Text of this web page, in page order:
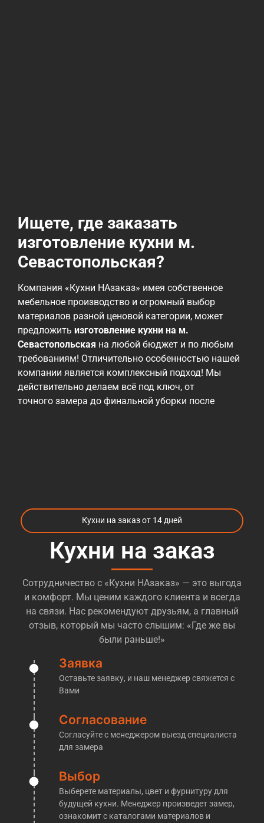
Ищете, где заказать
изготовление кухни м.
Севастопольская?
Компания «Кухни НАзаказ» имея собственное
мебельное производство и огромный выбор
материалов разной ценовой категории, может
предложить изготовление кухни на м.
Севастопольская на любой бюджет и по любым
требованиям! Отличительно особенностью нашей
компании является комплексный подход! Мы
действительно делаем всё под ключ, от
точного замера до финальной уборки после
материалы и варианты, которые могут повлиять
на снижение стоимости при необходимости. Те, кто
уже пробовали
Севастопольская, сталкивались с огромных
количеством компаний, которые предлагают
различные варианты кухонь и разброс цен так же
огромный. Большинство компаний даже
позиционируют себя как «производство», при этом
не имя ни цеха, ни оборудования, и иногда даже
понимания как это в целом делается, попросту
перед Вами действительно производственная
компания, или обычные менеджеры, которые
переразметят Ваш заказ у другой компании
— достаточно попросить их пригласить Вас на
производство. Обычно на этом этапе у таких
«мастеров» пропадает к Вам интерес. Мы же
напротив, готовы без проблем пригласить Вас к
нам на производство, где мы покажем все
материалы, расскажем об этапах изготовления
кухонь и проконсультировать по любым
интересующим Вас вопросам!
Кухни на заказ от 14 дней
Кухни на заказ
Сотрудничество с «Кухни НАзаказ» — это выгода
и комфорт. Мы ценим каждого клиента и всегда
на связи. Нас рекомендуют друзьям, а главный
отзыв, который мы часто слышим: «Где же вы
были раньше!»
Заявка
Оставьте заявку, и наш менеджер свяжется с
Вами
Согласование
Согласуйте с менеджером выезд специалиста
для замера
Выбор
Выберете материалы, цвет и фурнитуру для
будущей кухни. Менеджер произведет замер,
ознакомит с каталогами материалов и